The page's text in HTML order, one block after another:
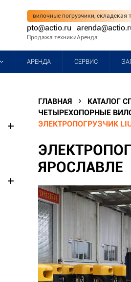
вилочные погрузчики, складская
pto@actio.ru
Продажа техникиАренда
АРЕНДА СЕРВИС
ГЛАВНАЯ КАТАЛОГ
ЧЕТЫРЕХОПОРНЫЕ
ЭЛЕКТРОПОГРУЗЧИК
ЯРОСЛАВЛЕ